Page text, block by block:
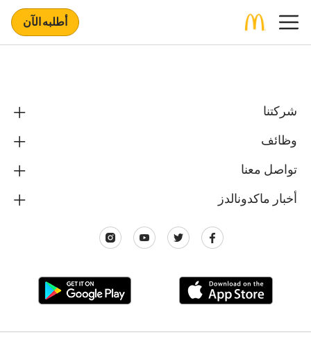
أطلبه الآن
شركتنا
وظائف
تواصل معنا
أخبار ماكدونالدز